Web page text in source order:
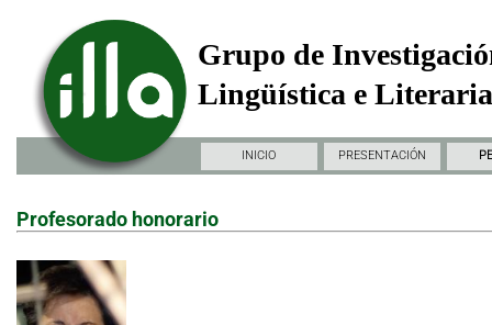
Grupo de
Lingüística e
INICIO PRESENTACIÓN
Profesorado honorario